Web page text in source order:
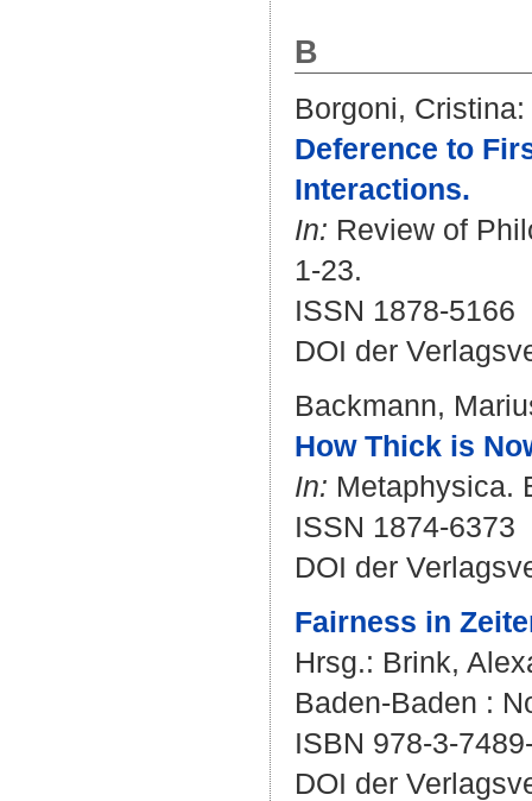
B
Borgoni, Cristina:
Deference to
Interactions.
In: Review of
1-23.
ISSN 1878-5166
DOI der
Backmann,
How Thick is
In: Metaphysica.
ISSN 1874-6373
DOI der
Fairness in
Hrsg.: Brink,
Baden-Baden :
ISBN 978-3-
DOI der